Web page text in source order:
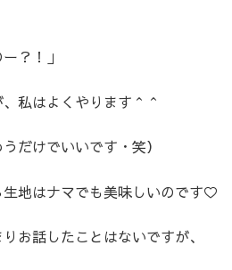
？！」
私はよくやります＾＾
だけでいいです・笑）
地はナマでも美味しいのです♡
お話したことはないですが、